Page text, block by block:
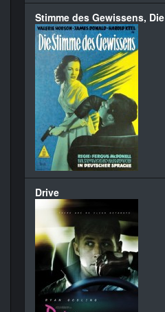
Stimme des Gewissens, Die
Drive